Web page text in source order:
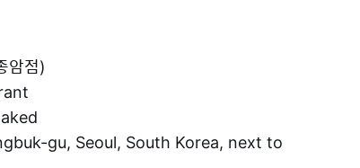
암점)
gu, Seoul, South Korea, next to